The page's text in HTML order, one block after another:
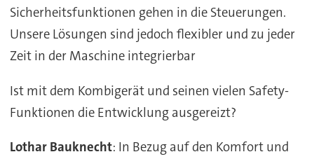
Sicherheitsfunktionen gehen in die Steuerungen.
Unsere Lösungen sind jedoch flexibler und zu jeder
Zeit in der Maschine integrierbar
Ist mit dem Kombigerät und seinen vielen Safety-
Funktionen die Entwicklung ausgereizt?
Lothar Bauknecht: In Bezug auf den Komfort und